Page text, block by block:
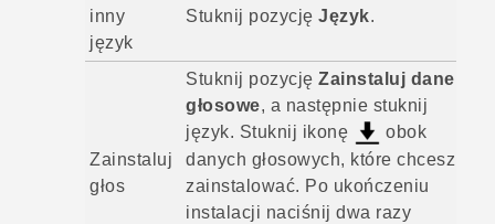
inny
język
Stuknij pozycję Język.
Zainstaluj
głos
Stuknij pozycję Zainstaluj dane
głosowe, a następnie stuknij
język. Stuknij ikonę
obok
danych głosowych, które chcesz
zainstalować. Po ukończeniu
instalacji naciśnij dwa razy